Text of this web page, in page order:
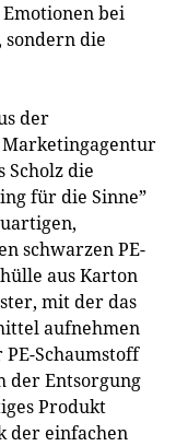
bei
sondern die
der
Scholz die
für die Sinne”
schwarzen PE-
aus Karton
mit der das
aufnehmen
Schaumstoff
Entsorgung
Produkt
der einfachen